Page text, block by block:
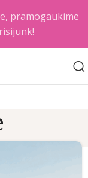
pramogaukime